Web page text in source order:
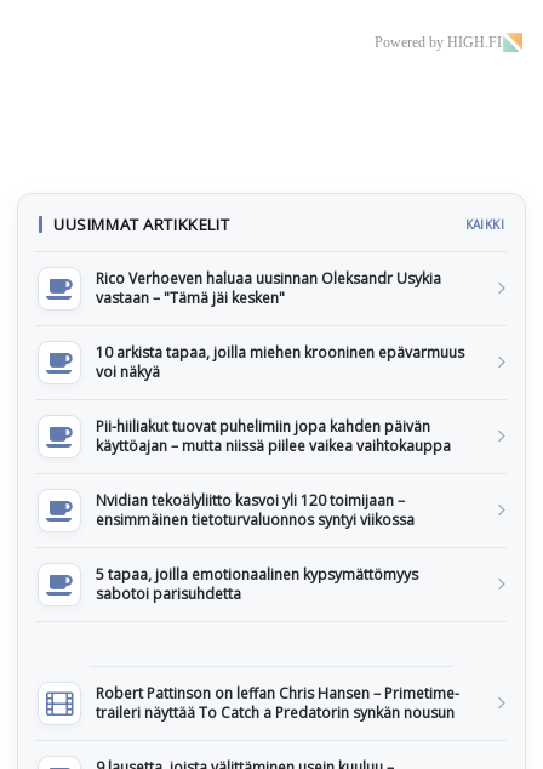
Powered by HIGH.FI
UUSIMMAT ARTIKKELIT KAIKKI
Rico Verhoeven haluaa uusinnan Oleksandr Usykia
vastaan – "Tämä jäi kesken"
10 arkista tapaa, joilla miehen krooninen epävarmuus
voi näkyä
Pii-hiiliakut tuovat puhelimiin jopa kahden päivän
käyttöajan – mutta niissä piilee vaikea vaihtokauppa
Nvidian tekoälyliitto kasvoi yli 120 toimijaan –
ensimmäinen tietoturvaluonnos syntyi viikossa
5 tapaa, joilla emotionaalinen kypsymättömyys
sabotoi parisuhdetta
Robert Pattinson on leffan Chris Hansen – Primetime-
traileri näyttää To Catch a Predatorin synkän nousun